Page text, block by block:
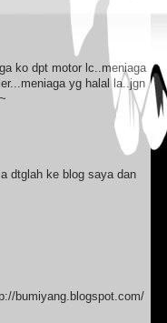
ko dpt motor lc..meniaga
yg halal la..jgn
dtglah ke blog saya dan
bumiyang.blogspot.com/